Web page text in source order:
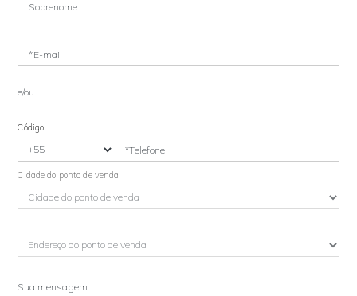
Sobrenome
*E-mail
e/ou
Código
*Telefone
Cidade do ponto de venda
Sua mensagem